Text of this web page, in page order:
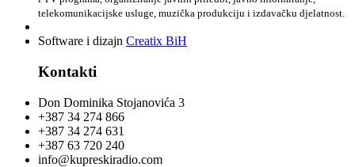
telekomunikacijske usluge, muzička produkciju i izdavačku djelatnost.
Software i dizajn Creatix BiH
Kontakti
Don Dominika Stojanovića 3
+387 34 274 866
+387 34 274 631
+387 63 720 240
info@kupreskiradio.com